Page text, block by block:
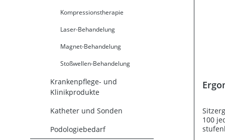
Kompressionstherapie
Laser-Behandelung
Magnet-Behandelung
Stoßwellen-Behandelung
Krankenpflege- und
Klinikprodukte
Katheter und Sonden
Podologiebedarf
zuvor.
Kompressor
Vernebelung
Therapie Einfache
Kinder
Daten Technologie: Vibrating-Mesh
100